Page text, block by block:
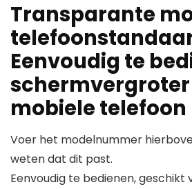
Transparante
Eenvoudig te
schermvergroter
mobiele telefoon
Voer het modelnummer
weten dat dit past.
Eenvoudig te bedienen, geschikt